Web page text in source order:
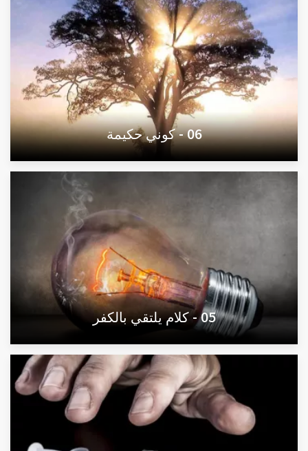
06 - كوني حكيمة
05 - كلام يلتقي بالكفر